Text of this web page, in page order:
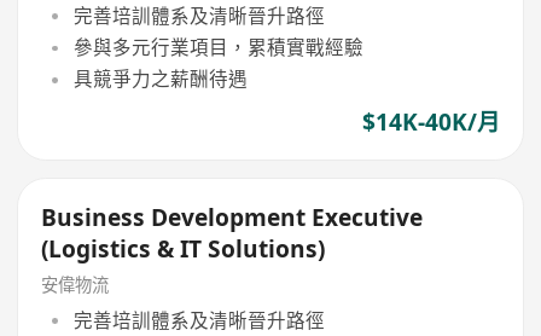
完善培訓體系及清晰晉升路徑
參與多元行業項目，累積實戰經驗
具競爭力之薪酬待遇
$14K-40K/月
Business Development Executive
(Logistics & IT Solutions)
安偉物流
完善培訓體系及清晰晉升路徑